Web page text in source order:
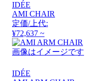
IDÉE
AMI CHAIR
定価/上代:
¥72,637 ~
画像はイメージです
IDÉE